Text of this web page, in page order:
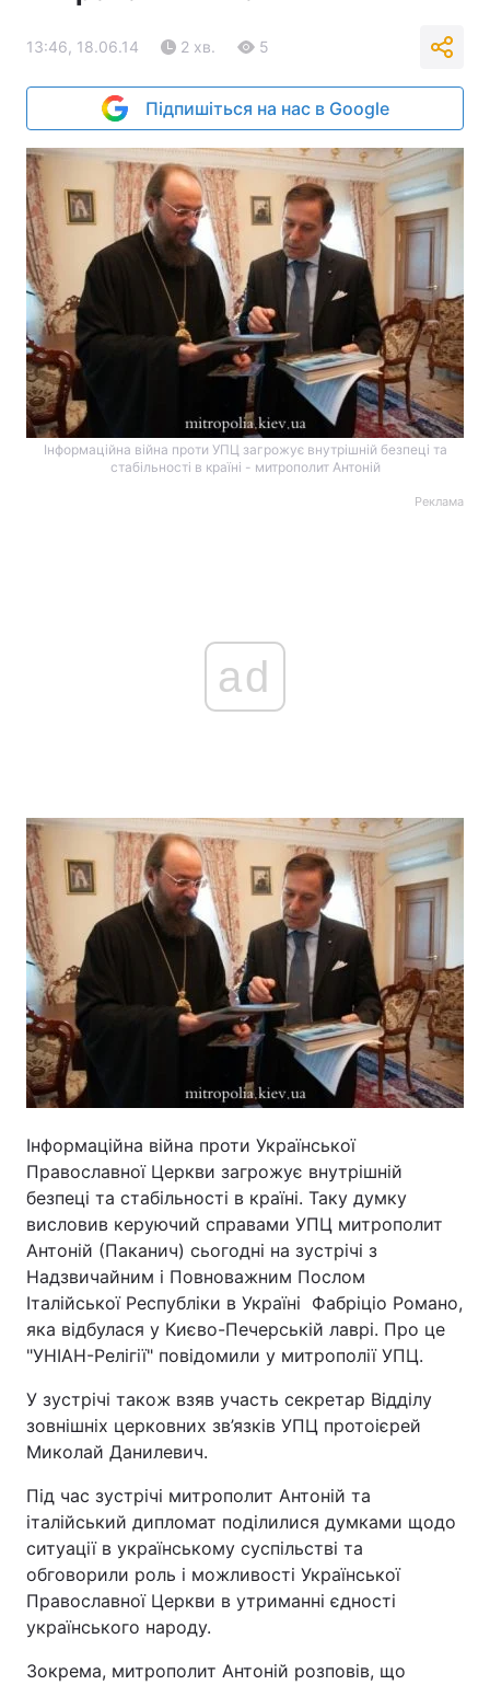
13:46, 18.06.14 2 хв. 5
Підпишіться на нас в Google
Інформаційна війна проти УПЦ загрожує внутрішній безпеці та
стабільності в країні - митрополит Антоній
Реклама
ad
Інформаційна війна проти Української
Православної Церкви загрожує внутрішній
безпеці та стабільності в країні. Таку думку
висловив керуючий справами УПЦ митрополит
Антоній (Паканич) сьогодні на зустрічі з
Надзвичайним і Повноважним Послом
Італійської Республіки в Україні Фабріціо Романо,
яка відбулася у Києво-Печерській лаврі. Про це
"УНІАН-Релігії" повідомили у митрополії УПЦ.
У зустрічі також взяв участь секретар Відділу
зовнішніх церковних зв’язків УПЦ протоієрей
Миколай Данилевич.
Під час зустрічі митрополит Антоній та
італійський дипломат поділилися думками щодо
ситуації в українському суспільстві та
обговорили роль і можливості Української
Православної Церкви в утриманні єдності
українського народу.
Зокрема, митрополит Антоній розповів, що